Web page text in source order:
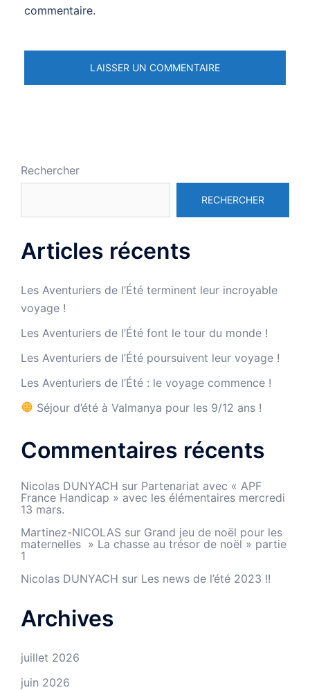
commentaire.
Rechercher
RECHERCHER
Articles récents
Les Aventuriers de l’Été terminent leur incroyable
voyage !
Les Aventuriers de l’Été font le tour du monde !
Les Aventuriers de l’Été poursuivent leur voyage !
Les Aventuriers de l’Été : le voyage commence !
Séjour d’été à Valmanya pour les 9/12 ans !
Commentaires récents
Nicolas DUNYACH sur Partenariat avec « APF
France Handicap » avec les élémentaires mercredi
13 mars.
Martinez-NICOLAS sur Grand jeu de noël pour les
maternelles » La chasse au trésor de noël » partie
1
Nicolas DUNYACH sur Les news de l’été 2023 !!
Archives
juillet 2026
juin 2026